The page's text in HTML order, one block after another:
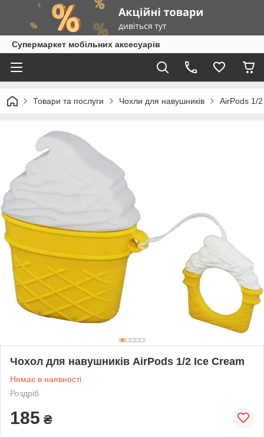
Супермаркет мобільних аксесуарів
Товари та послуги Чохли для навушників AirPods 1/2
Чохол для навушників AirPods 1/2 Ice Cream
Немає в наявності
Роздріб
185 ₴